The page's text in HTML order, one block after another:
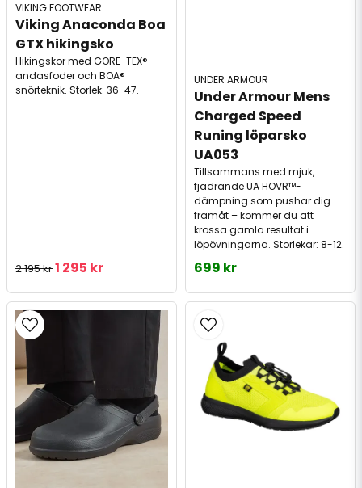
VIKING FOOTWEAR
Viking Anaconda Boa
GTX hikingsko
Hikingskor med GORE-TEX®
andasfoder och BOA®
snörteknik. Storlek: 36-47.
2 195 kr1 295 kr
UNDER ARMOUR
Under Armour Mens
Charged Speed ​​
Runing löparsko
UA053
Tillsammans med mjuk,
fjädrande UA HOVR™-
dämpning som pushar dig
framåt – kommer du att
krossa gamla resultat i
löpövningarna. Storlekar: 8-12.
699 kr